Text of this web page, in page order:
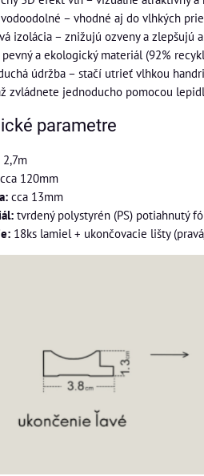
– vhodné aj do vlhkých
izolácia – znižujú ozveny a zlepšujú
pevný a ekologický materiál (92%
údržba – stačí utrieť vlhkou
zvládnete jednoducho pomocou
parametre
2,7m
cca 120mm
cca 13mm
tvrdený polystyrén (PS) potiahnutý
18ks lamiel + ukončovacie lišty